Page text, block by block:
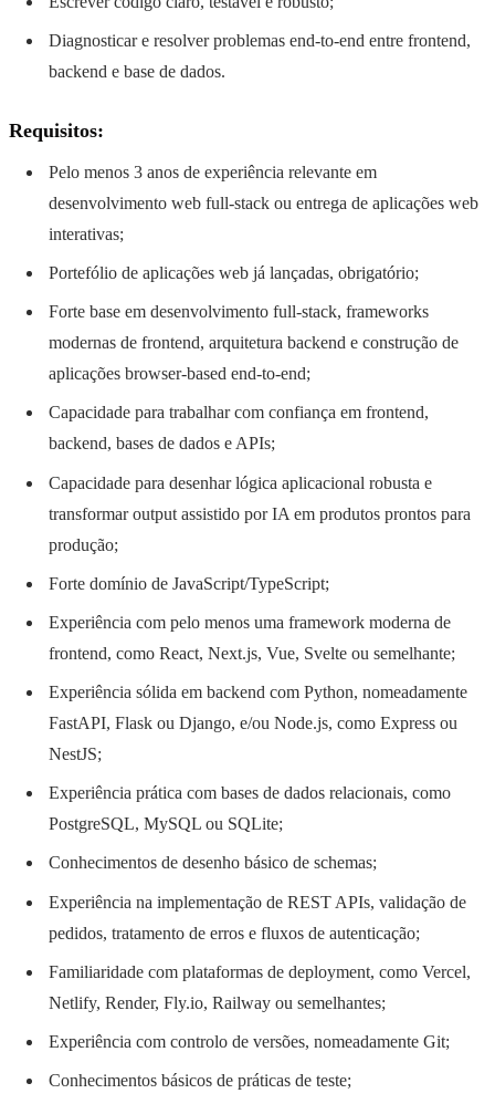
Diagnosticar e resolver problemas end-to-end entre frontend,
backend e base de dados.
Requisitos:
Pelo menos 3 anos de experiência relevante em
desenvolvimento web full-stack ou entrega de aplicações web
interativas;
Portefólio de aplicações web já lançadas, obrigatório;
Forte base em desenvolvimento full-stack, frameworks
modernas de frontend, arquitetura backend e construção de
aplicações browser-based end-to-end;
Capacidade para trabalhar com confiança em frontend,
backend, bases de dados e APIs;
Capacidade para desenhar lógica aplicacional robusta e
transformar output assistido por IA em produtos prontos para
produção;
Forte domínio de JavaScript/TypeScript;
Experiência com pelo menos uma framework moderna de
frontend, como React, Next.js, Vue, Svelte ou semelhante;
Experiência sólida em backend com Python, nomeadamente
FastAPI, Flask ou Django, e/ou Node.js, como Express ou
NestJS;
Experiência prática com bases de dados relacionais, como
PostgreSQL, MySQL ou SQLite;
Conhecimentos de desenho básico de schemas;
Experiência na implementação de REST APIs, validação de
pedidos, tratamento de erros e fluxos de autenticação;
Familiaridade com plataformas de deployment, como Vercel,
Netlify, Render, Fly.io, Railway ou semelhantes;
Experiência com controlo de versões, nomeadamente Git;
Conhecimentos básicos de práticas de teste;